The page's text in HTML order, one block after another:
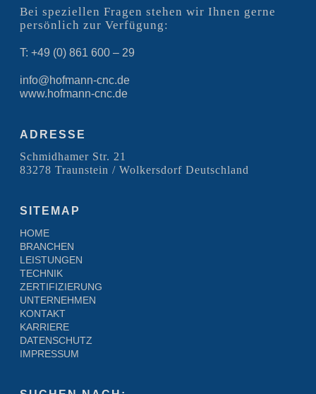
Bei speziellen Fragen stehen wir Ihnen gerne
persönlich zur Verfügung:
T: +49 (0) 861 600 – 29
info@hofmann-cnc.de
www.hofmann-cnc.de
ADRESSE
Schmidhamer Str. 21
83278 Traunstein / Wolkersdorf Deutschland
SITEMAP
HOME
BRANCHEN
LEISTUNGEN
TECHNIK
ZERTIFIZIERUNG
UNTERNEHMEN
KONTAKT
KARRIERE
DATENSCHUTZ
IMPRESSUM